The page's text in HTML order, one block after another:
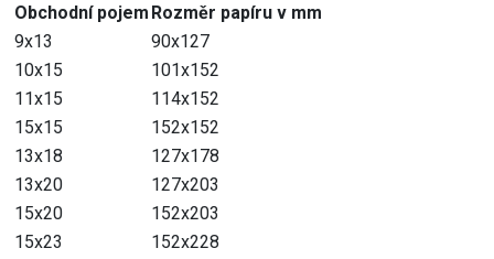
Obchodní pojem Rozměr papíru v mm
9x13
90x127
10x15
101x152
11x15
114x152
15x15
152x152
13x18
127x178
13x20
127x203
15x20
152x203
15x23
152x228